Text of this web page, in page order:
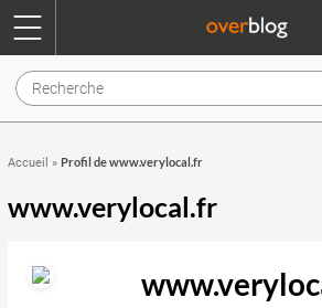
Accueil » Profil de www.verylocal.fr
www.verylocal.fr